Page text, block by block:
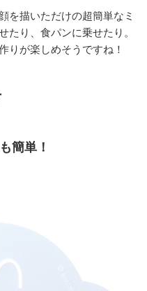
を描いただけの超簡単なミ
たり、食パンに乗せたり。
りが楽しめそうですね！
簡単！